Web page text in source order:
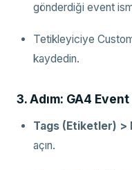
gönderdiği event
Tetikleyiciye
kaydedin.
3. Adım: GA4
Tags (Etiketler) >
açın.